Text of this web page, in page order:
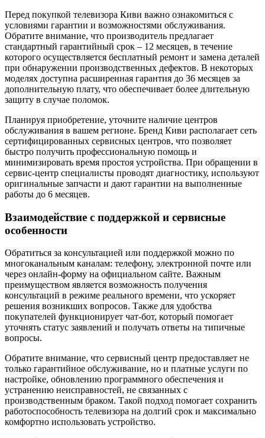
Перед покупкой телевизора Киви важно ознакомиться с
условиями гарантии и возможностями обслуживания.
Обратите внимание, что производитель предлагает
стандартный гарантийный срок – 12 месяцев, в течение
которого осуществляется бесплатный ремонт и замена деталей
при обнаружении производственных дефектов. В некоторых
моделях доступна расширенная гарантия до 36 месяцев за
дополнительную плату, что обеспечивает более длительную
защиту в случае поломок.
Планируя приобретение, уточните наличие центров
обслуживания в вашем регионе. Бренд Киви располагает сеть
сертифицированных сервисных центров, что позволяет
быстро получить профессиональную помощь и
минимизировать время простоя устройства. При обращении в
сервис-центр специалисты проводят диагностику, используют
оригинальные запчасти и дают гарантии на выполненные
работы до 6 месяцев.
Взаимодействие с поддержкой и сервисные
особенности
Обратиться за консультацией или поддержкой можно по
многоканальным каналам: телефону, электронной почте или
через онлайн-форму на официальном сайте. Важным
преимуществом является возможность получения
консультаций в режиме реального времени, что ускоряет
решения возникших вопросов. Также для удобства
покупателей функционирует чат-бот, который помогает
уточнять статус заявлений и получать ответы на типичные
вопросы.
Обратите внимание, что сервисный центр предоставляет не
только гарантийное обслуживание, но и платные услуги по
настройке, обновлению программного обеспечения и
устранению неисправностей, не связанных с
производственным браком. Такой подход помогает сохранить
работоспособность телевизора на долгий срок и максимально
комфортно использовать устройство.